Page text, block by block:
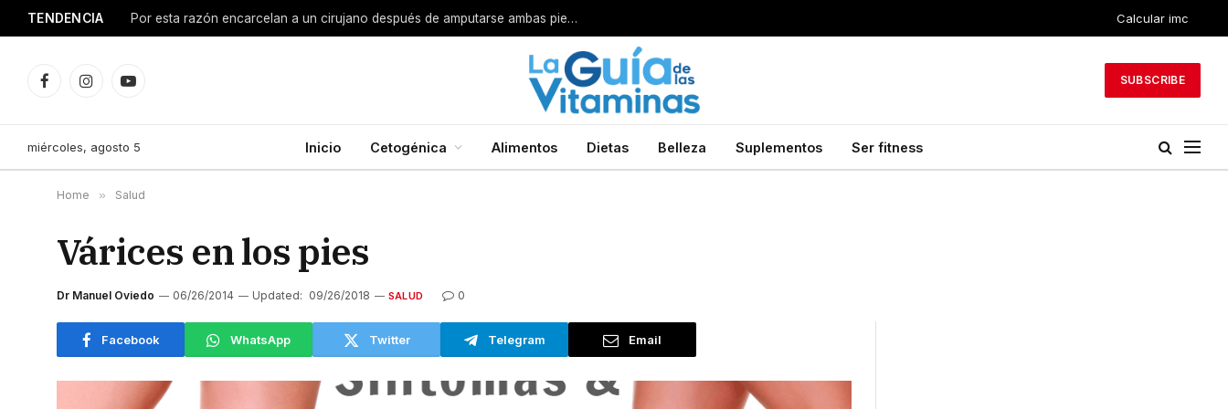
TENDENCIA Por esta razón encarcelan a un cirujano después de amputarse ambas piernas Calcular imc
FacebookInstagramYouTube
SUBSCRIBE
miércoles, agosto 5 Inicio Cetogénica Alimentos Dietas Belleza Suplementos Ser fitness
Home » Salud
Várices en los pies
Dr Manuel Oviedo 06/26/2014 Updated: 09/26/2018 SALUD 0
Facebook WhatsApp Twitter Telegram Email